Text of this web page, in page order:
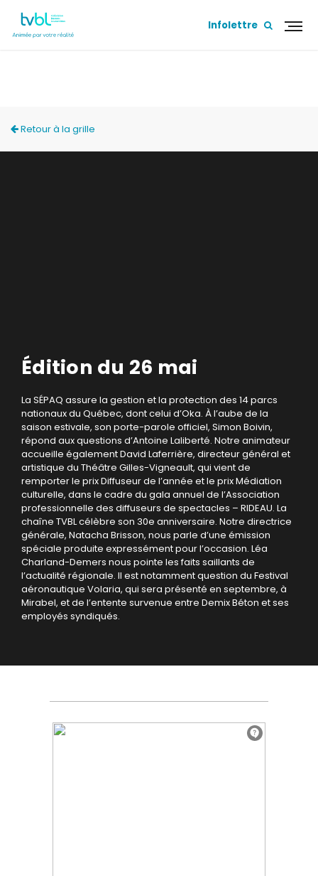
Infolettre
Retour à la grille
Édition du 26 mai
La SÉPAQ assure la gestion et la protection des 14 parcs
nationaux du Québec, dont celui d’Oka. À l’aube de la
saison estivale, son porte-parole officiel, Simon Boivin,
répond aux questions d’Antoine Laliberté. Notre animateur
accueille également David Laferrière, directeur général et
artistique du Théâtre Gilles-Vigneault, qui vient de
remporter le prix Diffuseur de l’année et le prix Médiation
culturelle, dans le cadre du gala annuel de l’Association
professionnelle des diffuseurs de spectacles – RIDEAU. La
chaîne TVBL célèbre son 30e anniversaire. Notre directrice
générale, Natacha Brisson, nous parle d’une émission
spéciale produite expressément pour l’occasion. Léa
Charland-Demers nous pointe les faits saillants de
l’actualité régionale. Il est notamment question du Festival
aéronautique Volaria, qui sera présenté en septembre, à
Mirabel, et de l’entente survenue entre Demix Béton et ses
employés syndiqués.